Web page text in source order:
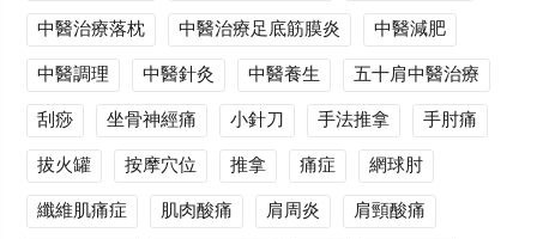
中醫治療落枕
中醫治療足底筋膜炎
中醫減肥
中醫調理
中醫針灸 中醫養生
五十肩中醫治療
刮痧
坐骨神經痛 小針刀 手法推拿
手肘痛
拔火罐
按摩穴位 推拿 痛症
網球肘
纖維肌痛症
肌肉酸痛 肩周炎
肩頸酸痛